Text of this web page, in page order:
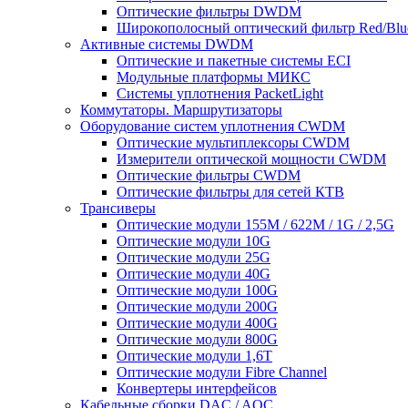
Оптические фильтры DWDM
Широкополосный оптический фильтр Red/
Активные системы DWDM
Оптические и пакетные системы ECI
Модульные платформы МИКС
Системы уплотнения PacketLight
Коммутаторы. Маршрутизаторы
Оборудование систем уплотнения CWDM
Оптические мультиплексоры CWDM
Измерители оптической мощности CWDM
Оптические фильтры CWDM
Оптические фильтры для сетей КТВ
Трансиверы
Оптические модули 155M / 622M / 1G / 2,5G
Оптические модули 10G
Оптические модули 25G
Оптические модули 40G
Оптические модули 100G
Оптические модули 200G
Оптические модули 400G
Оптические модули 800G
Оптические модули 1,6T
Оптические модули Fibre Channel
Конвертеры интерфейсов
Кабельные сборки DAC / AOC